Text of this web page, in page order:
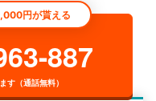
円が貰える
887
す（通話無料）